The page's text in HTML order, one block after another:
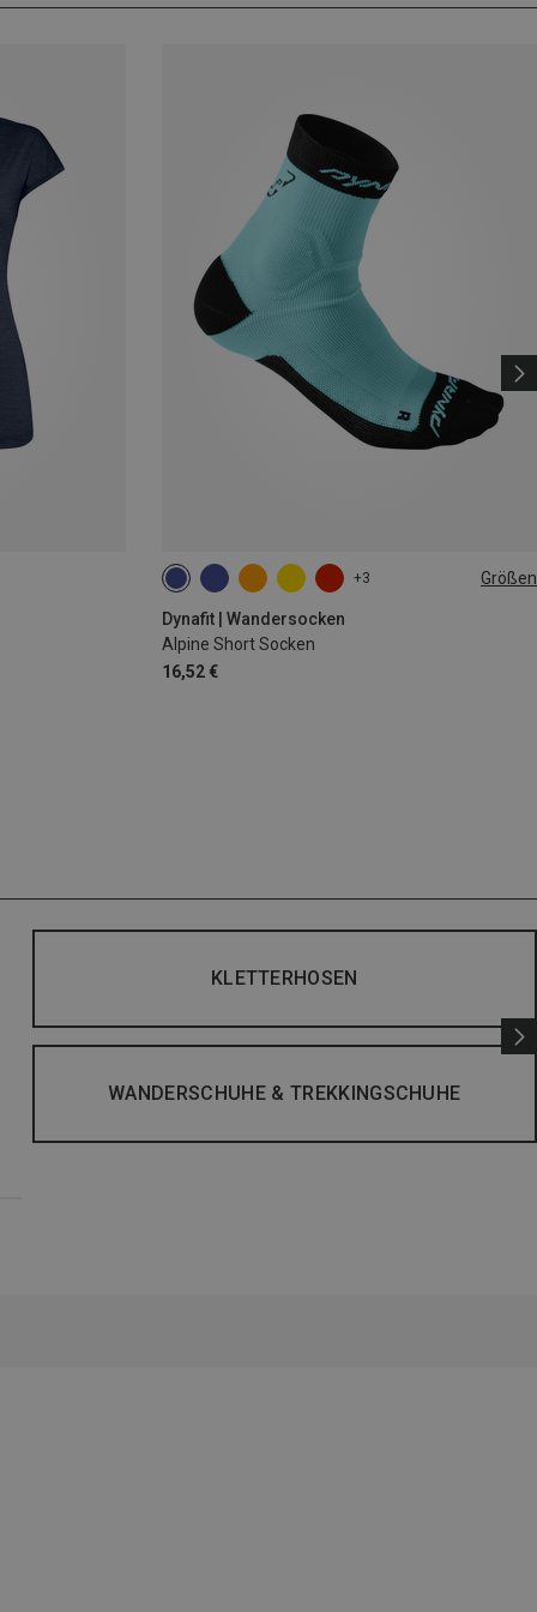
+3 Größen
Dynafit | Wandersocken
Alpine Short Socken
16,52 €
35|36|37|38 39|40|41|42
KLETTERHOSEN
WANDERSCHUHE & TREKKINGSCHUHE